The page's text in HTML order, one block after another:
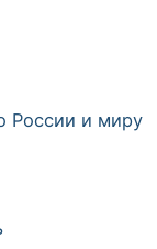
России и миру